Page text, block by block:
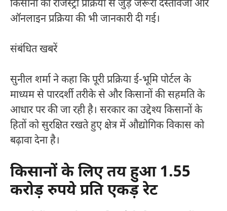
किसानों को रजिस्ट्री प्रक्रिया से जुड़े जरूरी दस्तावेजों और
ऑनलाइन प्रक्रिया की भी जानकारी दी गई।
संबंधित खबरें
सुनील शर्मा ने कहा कि पूरी प्रक्रिया ई-भूमि पोर्टल के
माध्यम से पारदर्शी तरीके से और किसानों की सहमति के
आधार पर की जा रही है। सरकार का उद्देश्य किसानों के
हितों को सुरक्षित रखते हुए क्षेत्र में औद्योगिक विकास को
बढ़ावा देना है।
किसानों के लिए तय हुआ 1.55
करोड़ रुपये प्रति एकड़ रेट